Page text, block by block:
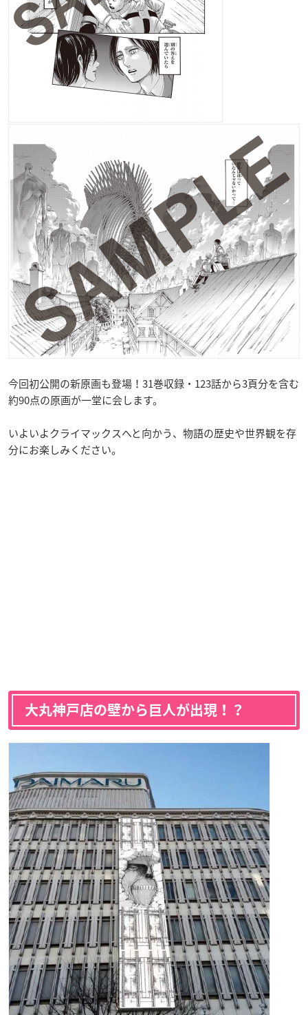
今回初公開の新原画も登場！31巻収録・123話から3頁分を含む
約90点の原画が一堂に会します。
いよいよクライマックスへと向かう、物語の歴史や世界観を存
分にお楽しみください。
大丸神戸店の壁から巨人が出現！？